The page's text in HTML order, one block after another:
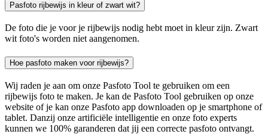
Pasfoto rijbewijs in kleur of zwart wit?
De foto die je voor je rijbewijs nodig hebt moet in kleur zijn. Zwart
wit foto's worden niet aangenomen.
Hoe pasfoto maken voor rijbewijs?
Wij raden je aan om onze Pasfoto Tool te gebruiken om een
rijbewijs foto te maken. Je kan de Pasfoto Tool gebruiken op onze
website of je kan onze Pasfoto app downloaden op je smartphone of
tablet. Danzij onze artificiële intelligentie en onze foto experts
kunnen we 100% garanderen dat jij een correcte pasfoto ontvangt.